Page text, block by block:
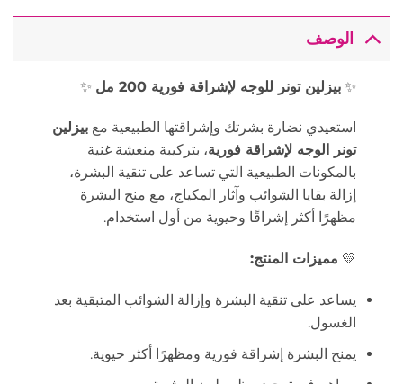
الوصف
✨ بيزلين تونر للوجه لإشراقة فورية 200 مل ✨
استعيدي نضارة بشرتك وإشراقتها الطبيعية مع بيزلين
تونر الوجه لإشراقة فورية، بتركيبة منعشة غنية
بالمكونات الطبيعية التي تساعد على تنقية البشرة،
إزالة بقايا الشوائب وآثار المكياج، مع منح البشرة
مظهرًا أكثر إشراقًا وحيوية من أول استخدام.
💛 مميزات المنتج:
يساعد على تنقية البشرة وإزالة الشوائب المتبقية بعد
الغسول.
يمنح البشرة إشراقة فورية ومظهرًا أكثر حيوية.